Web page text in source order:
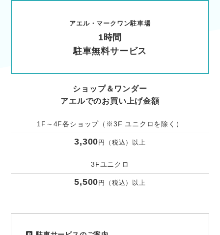
アエル・マークワン駐車場
1時間
駐車無料サービス
ショップ＆ワンダー
アエルでのお買い上げ金額
1F～4F各ショップ（※3F ユニクロを除く）
3,300 円（税込）以上
3Fユニクロ
5,500 円（税込）以上